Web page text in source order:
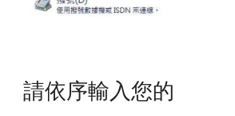
請依序輸入您的